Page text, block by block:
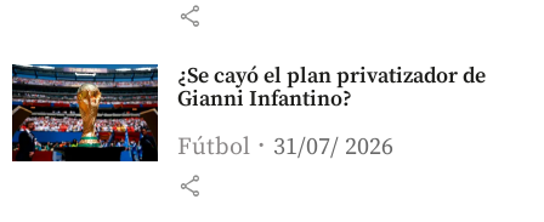
share
¿Se cayó el plan privatizador de
Gianni Infantino?
Fútbol 31/07/ 2026
share